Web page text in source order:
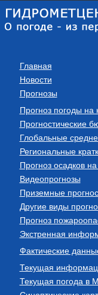
Главная
Новости
Прогнозы
Прогноз погоды
Прогностические
Глобальные
Региональные
Прогноз осадков
Видеопрогнозы
Приземные
Другие виды
Прогноз
Экстренная
Фактические
Текущая
Текущая погода в